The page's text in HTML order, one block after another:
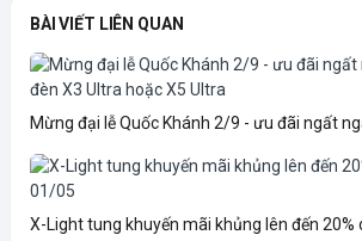
BÀI VIẾT LIÊN QUAN
Mừng đại lễ Quốc Khánh 2/9 - ưu đãi ngất
X-Light tung khuyến mãi khủng lên đến